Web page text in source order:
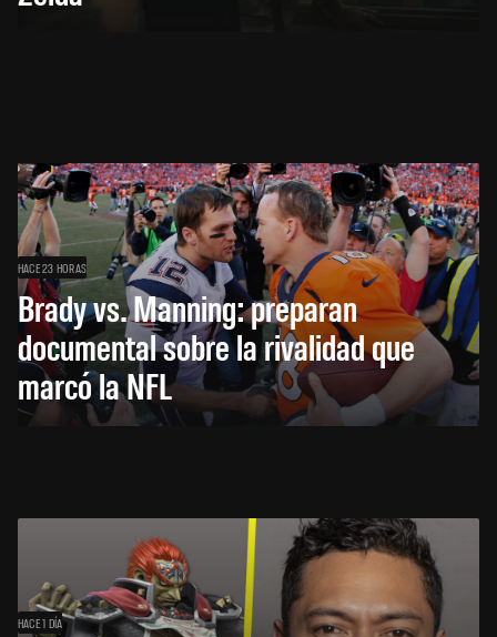
HACE 23 HORAS
Brady vs. Manning: preparan
documental sobre la rivalidad que
marcó la NFL
HACE 1 DÍA